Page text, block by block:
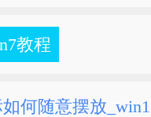
教程
如何随意摆放